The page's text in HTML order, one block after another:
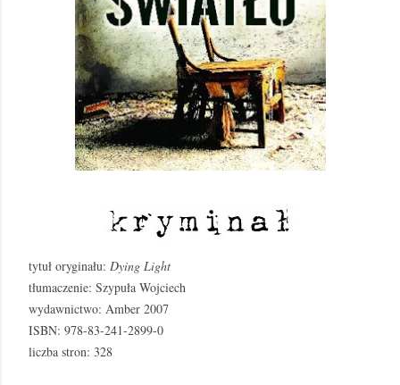
tytuł oryginału: Dying Light
tłumaczenie: Szypuła Wojciech
wydawnictwo: Amber 2007
ISBN: 978-83-241-2899-0
liczba stron: 328